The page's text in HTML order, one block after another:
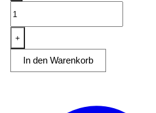
1500
C
+
In den Warenkorb